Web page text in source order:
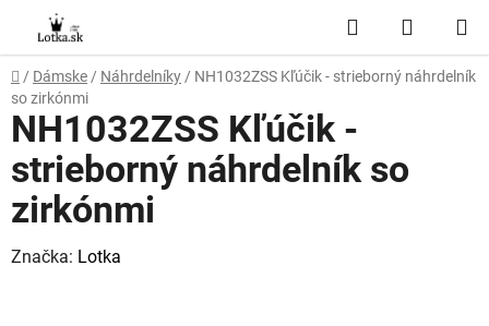
obsah
Hľadať
KOŠÍK
Domov
/ Dámske / Náhrdelníky / NH1032ZSS Kľúčik - strieborný náhrdelník
so zirkónmi
NH1032ZSS Kľúčik -
strieborný náhrdelník so
zirkónmi
Značka: Lotka